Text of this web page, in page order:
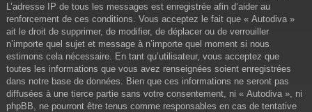
L’adresse IP de tous les messages est enregistrée afin d’aider au
renforcement de ces conditions. Vous acceptez le fait que « Autodiva »
ait le droit de supprimer, de modifier, de déplacer ou de verrouiller
n’importe quel sujet et message à n’importe quel moment si nous
estimons cela nécessaire. En tant qu’utilisateur, vous acceptez que
toutes les informations que vous avez renseignées soient enregistrées
dans notre base de données. Bien que ces informations ne seront pas
diffusées à une tierce partie sans votre consentement, ni « Autodiva », ni
phpBB, ne pourront être tenus comme responsables en cas de tentative